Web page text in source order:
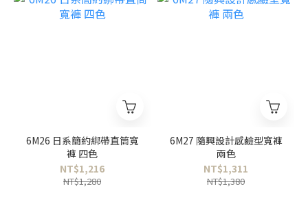
6M26 日系簡約綁帶直筒寬
褲 四色
NT$1,216
NT$1,280
6M27 隨興設計感鹼型寬褲
兩色
NT$1,311
NT$1,380